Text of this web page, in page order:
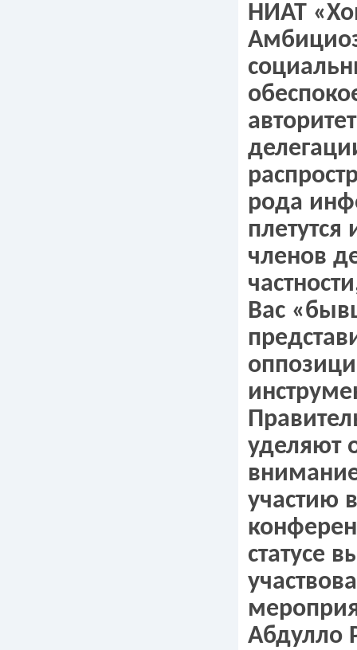
НИАТ
рода
плетутся
членов
Вас
уделяют
участию
статусе
Абдулло